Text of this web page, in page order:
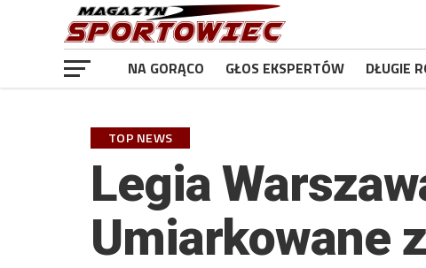
NA GORĄCO GŁOS EKSPERTÓW DŁUGIE
TOP NEWS
Legia
Umiarkowane